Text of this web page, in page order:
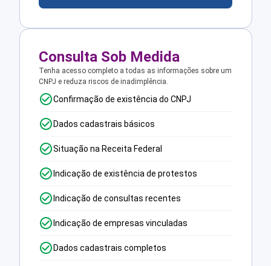
Consulta Sob Medida
Tenha acesso completo a todas as informações sobre um
CNPJ e reduza riscos de inadimplência.
Confirmação de existência do CNPJ
Dados cadastrais básicos
Situação na Receita Federal
Indicação de existência de protestos
Indicação de consultas recentes
Indicação de empresas vinculadas
Dados cadastrais completos